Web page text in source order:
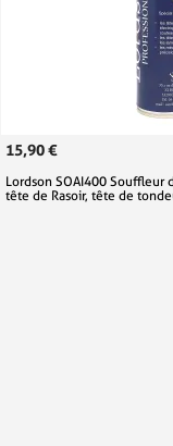
15,90 €
Lordson SOAI400 Souffleur
tête de Rasoir, tête de